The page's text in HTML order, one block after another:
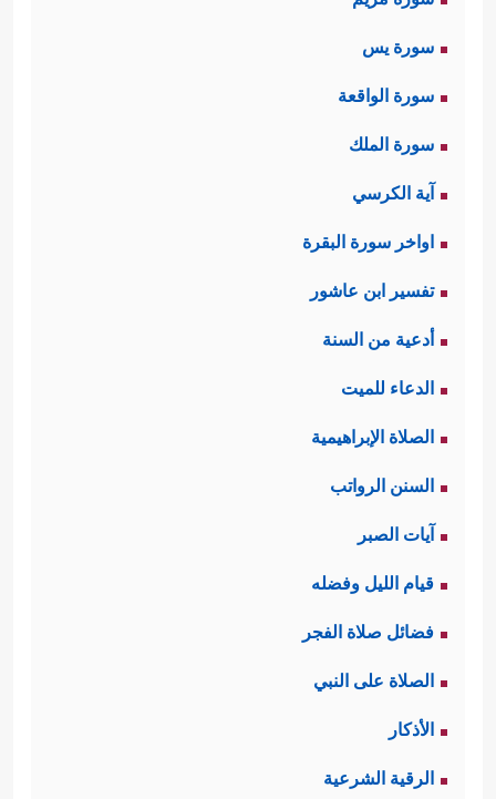
سورة يس
سورة الواقعة
سورة الملك
آية الكرسي
اواخر سورة البقرة
تفسير ابن عاشور
أدعية من السنة
الدعاء للميت
الصلاة الإبراهيمية
السنن الرواتب
آيات الصبر
قيام الليل وفضله
فضائل صلاة الفجر
الصلاة على النبي
الأذكار
الرقية الشرعية